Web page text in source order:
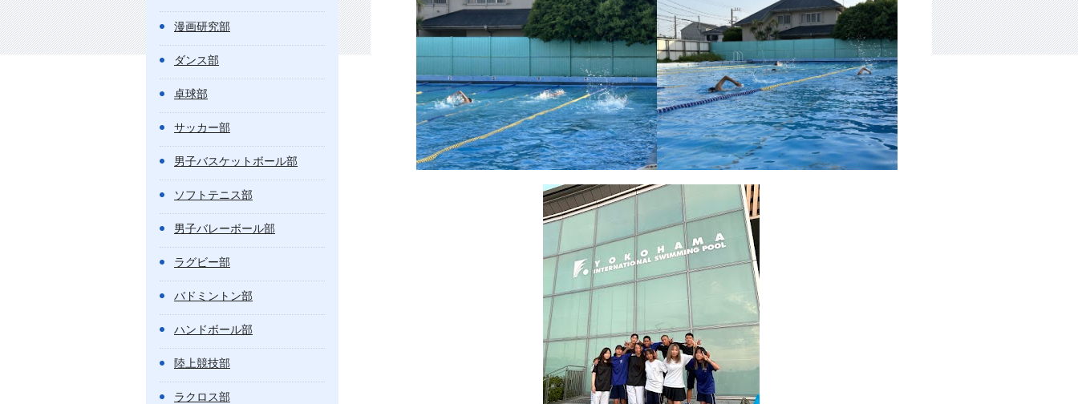
漫画研究部
ダンス部
卓球部
サッカー部
男子バスケットボール部
ソフトテニス部
男子バレーボール部
ラグビー部
バドミントン部
ハンドボール部
陸上競技部
ラクロス部